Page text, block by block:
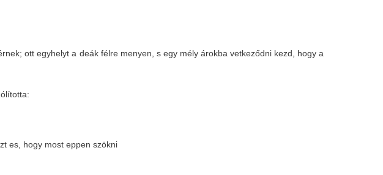
ott egyhelyt a deák félre menyen, s egy mély árokba vetkeződni kezd, hogy a
es, hogy most eppen szökni